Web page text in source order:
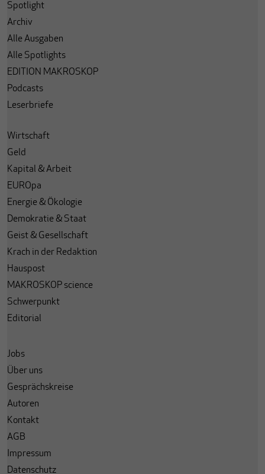
Spotlight
Archiv
Alle Ausgaben
Alle Spotlights
EDITION MAKROSKOP
Podcasts
Leserbriefe
Wirtschaft
Geld
Kapital & Arbeit
EUROpa
Energie & Ökologie
Demokratie & Staat
Geist & Gesellschaft
Krach in der Redaktion
Hauspost
MAKROSKOP science
Schwerpunkt
Editorial
Jobs
Über uns
Gesprächskreise
Autoren
Kontakt
AGB
Impressum
Datenschutz